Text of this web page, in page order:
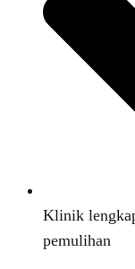
Klinik
pemulihan